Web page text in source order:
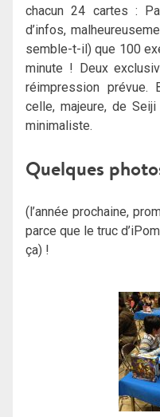
chacun 24 cartes :
d’infos,
semble-t-il) que 100
minute ! Deux
réimpression prévue.
celle, majeure, de
minimaliste.
Quelques
(l’année prochaine,
parce que le truc
ça) !